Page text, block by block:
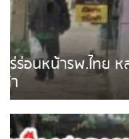
เดือนร้อน! ชาวเ
บายพาสเสียงดั